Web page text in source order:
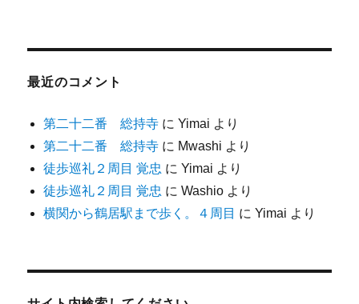
最近のコメント
第二十二番 総持寺 にYimai より
第二十二番 総持寺 に Mwashi より
徒歩巡礼２周目 覚忠 にYimai より
徒歩巡礼２周目 覚忠 にWashio より
横関から鶴居駅まで歩く。４周目 にYimai より